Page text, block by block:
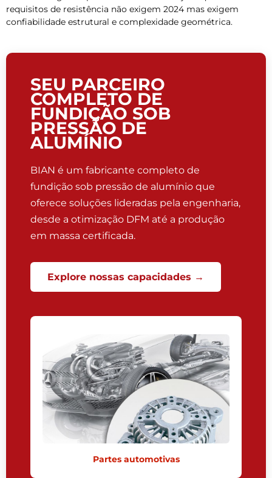
requisitos de resistência não exigem 2024 mas exigem
confiabilidade estrutural e complexidade geométrica.
SEU PARCEIRO
COMPLETO DE
FUNDIÇÃO SOB
PRESSÃO DE
ALUMÍNIO
BIAN é um fabricante completo de
fundição sob pressão de alumínio que
oferece soluções lideradas pela engenharia,
desde a otimização DFM até a produção
em massa certificada.
Explore nossas capacidades →
Partes automotivas